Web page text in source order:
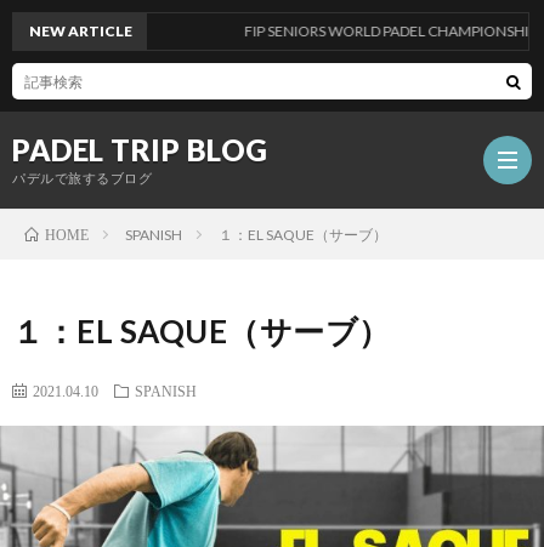
PADEL TRIP BLOG
パデルで旅するブログ
NEW ARTICLE FIP SENIORS WORLD PADEL CHAMPIONSHIPS
HOME SPANISH １：EL SAQUE（サーブ）
１：EL SAQUE（サーブ）
2021.04.10 SPANISH